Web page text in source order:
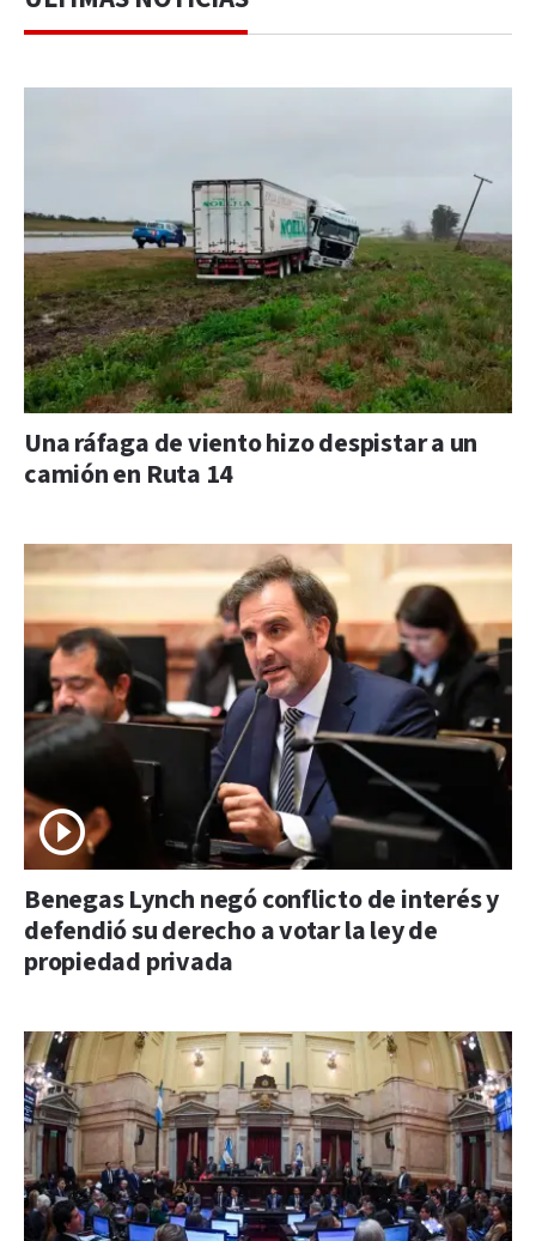
Una ráfaga de viento hizo despistar a un
camión en Ruta 14
Benegas Lynch negó conflicto de interés y
defendió su derecho a votar la ley de
propiedad privada